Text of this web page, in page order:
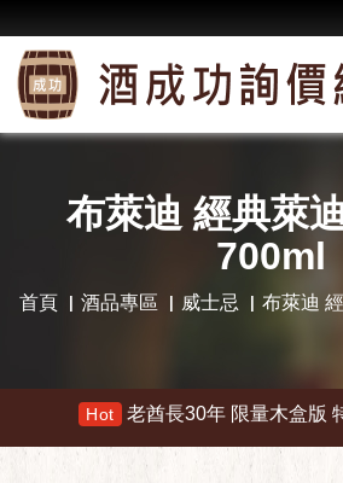
布萊迪 經典萊
700ml
首頁 酒品專區 威士忌 布萊迪
老酋長30年 限量木盒版 特價